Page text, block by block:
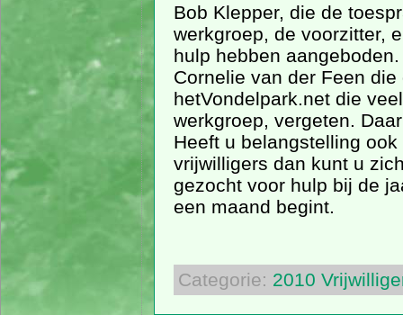
Bob Klepper, die de
werkgroep, de voorzitter,
hulp hebben
Cornelie van der Feen
hetVondelpark.net die
werkgroep, vergeten.
Heeft u belangstelling
vrijwilligers dan kunt u
gezocht voor hulp bij de
een maand begint.
Categorie: 2010